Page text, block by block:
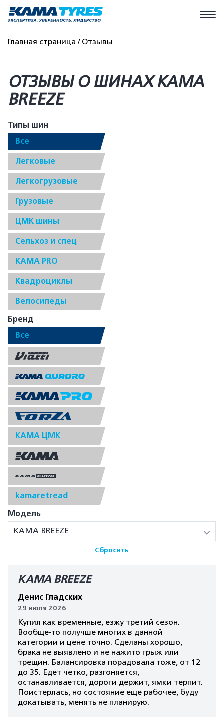
Главная страница Отзывы
ОТЗЫВЫ О ШИНАХ КАМА
BREEZE
Типы шин
Все
Легковые
Легкогрузовые
Грузовые
ЦМК шины
Сельхоз и спец
КАМА PRO
Квадроциклы
Велосипеды
Бренд
Все
КАМА ЦМК
kamaretread
Модель
КАМА BREEZE
Сбросить
КАМА BREEZE
Денис Гладских
29 июля 2026
Купил как временные, езжу третий сезон.
Вообще-то получше многих в данной
категории и цене точно. Сделаны хорошо,
брака не выявлено и не нажито грыж или
трещин. Балансировка порадовала тоже, от 12
до 35. Едет четко, разгоняется,
останавливается, дороги держит, ямки терпит.
Поистерлась, но состояние еще рабочее, буду
докатывать, менять не планирую.